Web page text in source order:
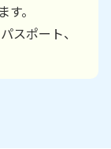
。
スポート、